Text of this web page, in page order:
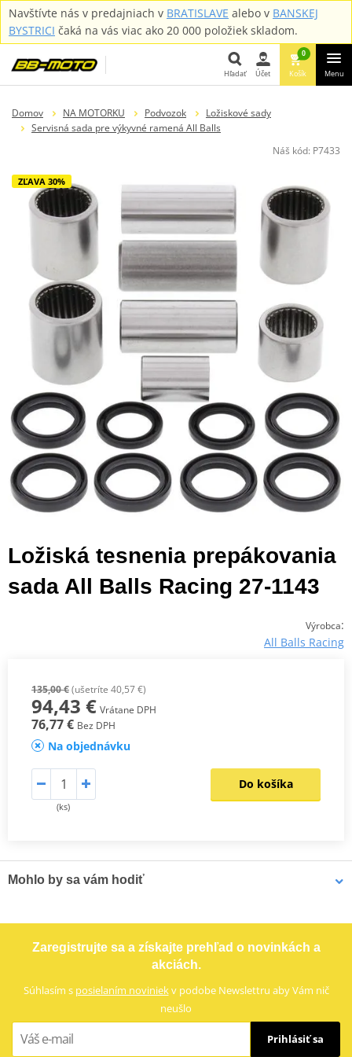
Navštívte nás v predajniach v BRATISLAVE alebo v BANSKEJ
BYSTRICI čaká na vás viac ako 20 000 položiek skladom.
Hľadať Účet
0
Košík Menu
Domov NA MOTORKU Podvozok
Ložiskové sady
Servisná sada pre výkyvné ramená All Balls
Náš kód: P7433
ZĽAVA 30%
Ložiská tesnenia prepákovania
sada All Balls Racing 27-1143
Výrobca:
All Balls Racing
135,00 €(ušetríte 40,57 €)
94,43 € Vrátane DPH
76,77 € Bez DPH
Na objednávku
(ks)
Do košíka
Mohlo by sa vám hodiť
Zaregistrujte sa a získajte prehľad o novinkách a
akciách.
Súhlasím s posielaním noviniekv podobe Newslettru aby Vám nič
neušlo
Prihlásiť sa